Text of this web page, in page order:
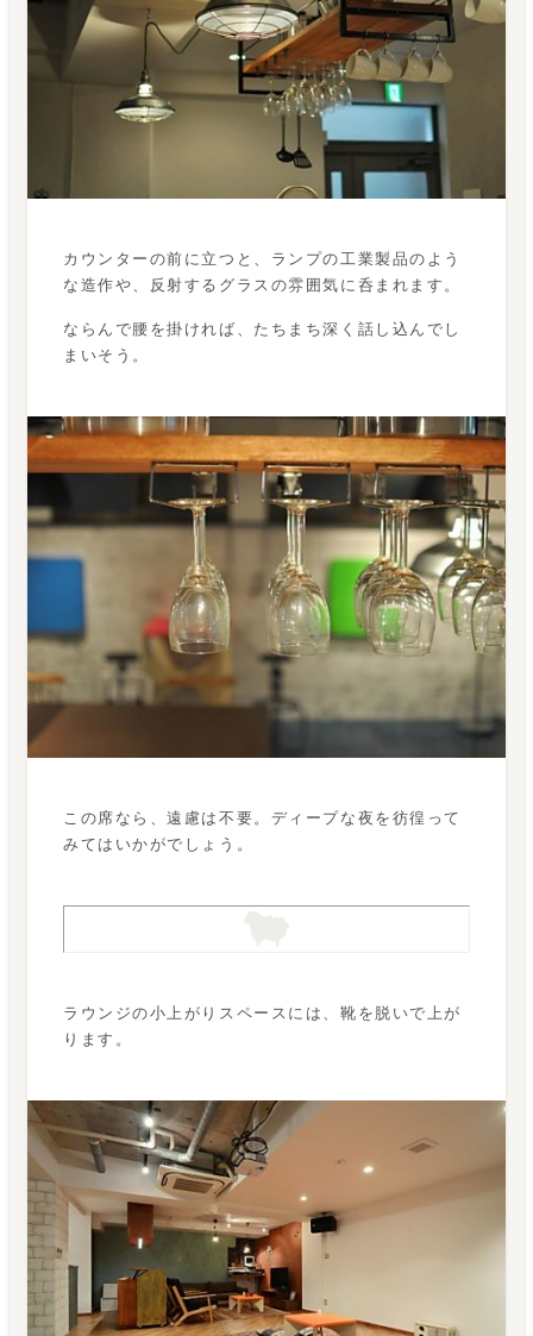
カウンターの前に立つと、ランプの工業製品のよう
な造作や、反射するグラスの雰囲気に呑まれます。
ならんで腰を掛ければ、たちまち深く話し込んでし
まいそう。
この席なら、遠慮は不要。ディープな夜を彷徨って
みてはいかがでしょう。
ラウンジの小上がりスペースには、靴を脱いで上が
ります。